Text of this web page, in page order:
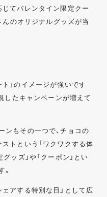
てバレンタイン限定クー
のオリジナルグッズが当
」のイメージが強いです
したキャンペーンが増えて
ンもその一つで、チョコの
トという「ワクワクする体
ッズ」や「クーポン」とい
アする特別な日」として広